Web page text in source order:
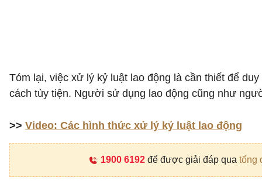
Tóm lại, việc xử lý kỷ luật lao động là cần thiết để
cách tùy tiện. Người sử dụng lao động cũng như
>> Video: Các hình thức xử lý kỷ luật lao động
1900 6192để được giải đáp qua tổng